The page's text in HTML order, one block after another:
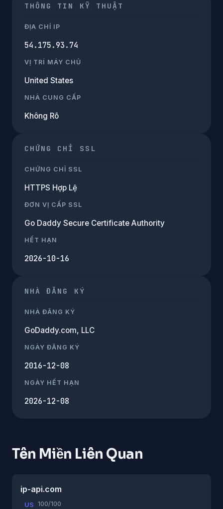
THÔNG TIN KỸ THUẬT
ĐỊA CHỈ IP
54.175.93.74
VỊ TRÍ MÁY CHỦ
United States
NHÀ CUNG CẤP
Không Rõ
CHỨNG CHỈ SSL
CHỨNG CHỈ SSL
HTTPS Hợp Lệ
ĐƠN VỊ CẤP SSL
Go Daddy Secure Certificate Authority
HẾT HẠN
2026-10-16
NHÀ ĐĂNG KÝ
NHÀ ĐĂNG KÝ
GoDaddy.com, LLC
NGÀY ĐĂNG KÝ
2016-12-08
NGÀY HẾT HẠN
2026-12-08
Tên Miền Liên Quan
ip-api.com
US 100/100